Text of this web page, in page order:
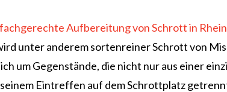
Aufbereitung von Schrott in
unter anderem sortenreiner Schrott von
um Gegenstände, die nicht nur aus einer
Eintreffen auf dem Schrottplatz